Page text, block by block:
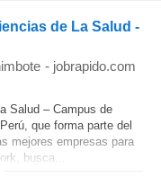
de La Salud -
- jobrapido.com
Salud – Campus de
que forma parte del
mejores empresas para
busca...